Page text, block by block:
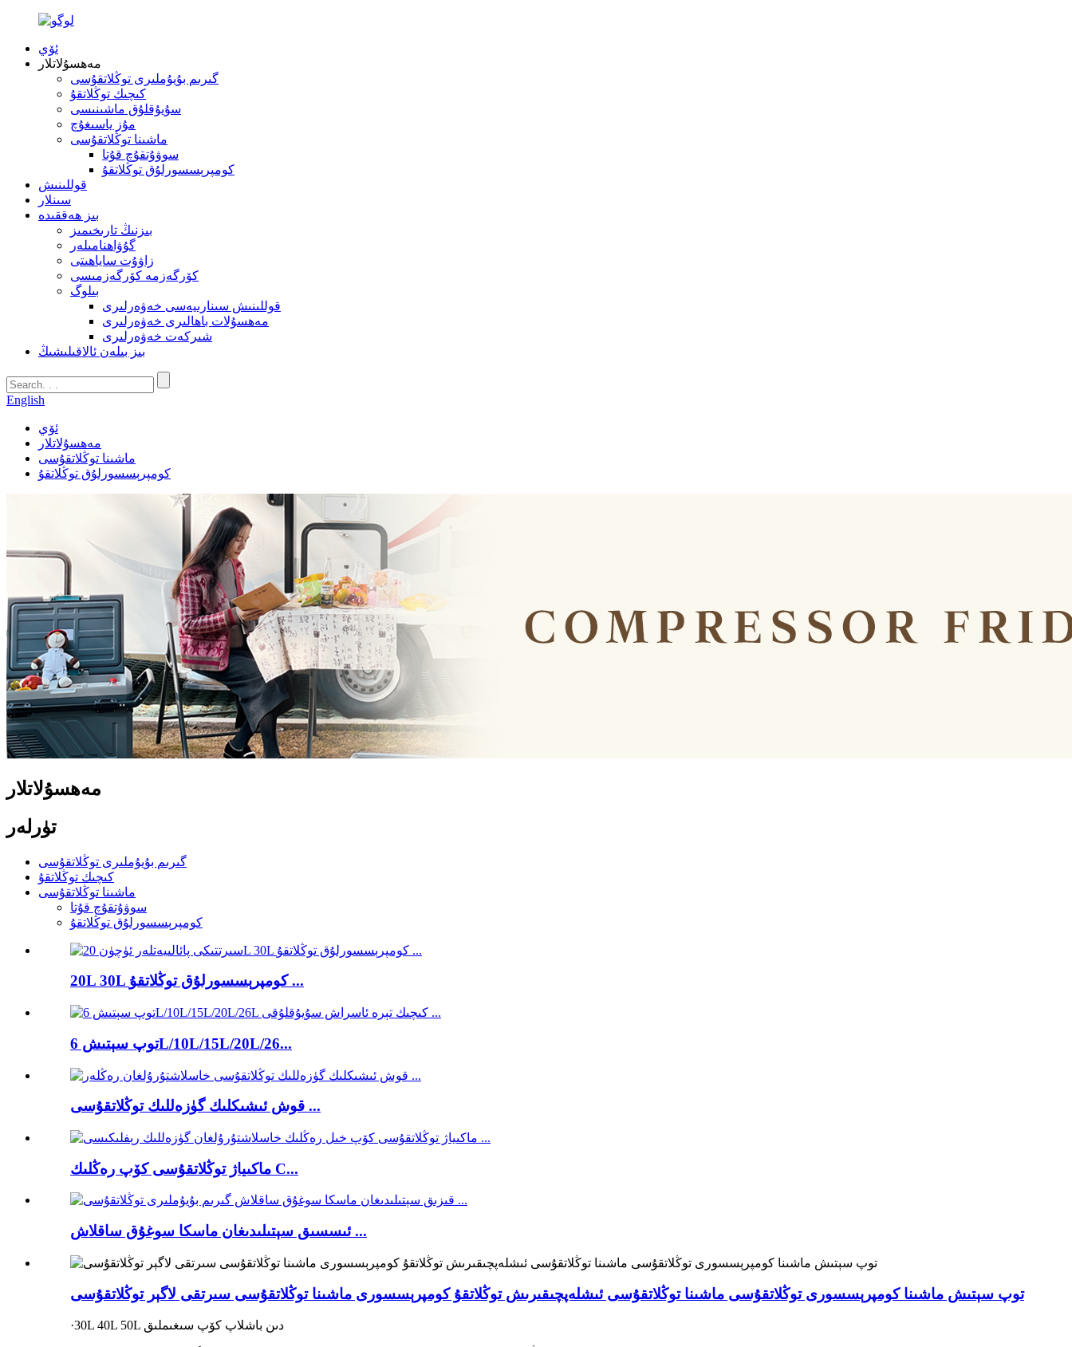
ئۆي
مەھسۇلاتلار
گىرىم بۇيۇملىرى توڭلاتقۇسى
كىچىك توڭلاتقۇ
سۇيۇقلۇق ماشىنىسى
مۇز ياسىغۇچ
ماشىنا توڭلاتقۇسى
سوۋۇتقۇچ قۇتا
كومپرېسسورلۇق توڭلاتقۇ
قوللىنىش
سىنلار
بىز ھەققىدە
بىزنىڭ تارىخىمىز
گۇۋاھنامىلەر
زاۋۇت ساياھىتى
كۆرگەزمە كۆرگەزمىسى
بىلوگ
قوللىنىش سىنارىيەسى خەۋەرلىرى
مەھسۇلات باھالىرى خەۋەرلىرى
شىركەت خەۋەرلىرى
بىز بىلەن ئالاقىلىشىڭ
English
ئۆي
مەھسۇلاتلار
ماشىنا توڭلاتقۇسى
كومپرېسسورلۇق توڭلاتقۇ
مەھسۇلاتلار
تۈرلەر
گىرىم بۇيۇملىرى توڭلاتقۇسى
كىچىك توڭلاتقۇ
ماشىنا توڭلاتقۇسى
سوۋۇتقۇچ قۇتا
كومپرېسسورلۇق توڭلاتقۇ
20L 30L كومپرېسسورلۇق توڭلاتقۇ ...
توپ سېتىش 6L/10L/15L/20L/26...
قوش ئىشىكلىك گۈزەللىك توڭلاتقۇسى ...
ماكىياژ توڭلاتقۇسى كۆپ رەڭلىك C...
ئىسسىق سېتىلىدىغان ماسكا سوغۇق ساقلاش ...
توپ سېتىش ماشىنا كومپرېسسورى توڭلاتقۇسى ماشىنا توڭلاتقۇسى ئىشلەپچىقىرىش توڭلاتقۇ كومپرېسسورى ماشىنا توڭلاتقۇسى سىرتقى لاگېر توڭلاتقۇسى
·30L 40L 50L دىن باشلاپ كۆپ سىغىملىق